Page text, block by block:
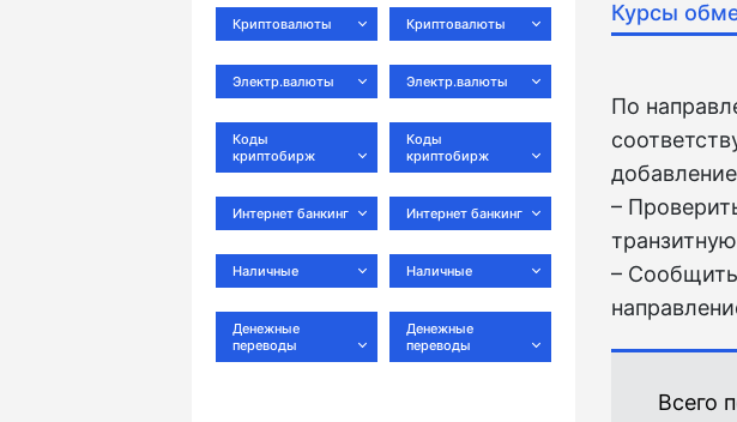
Криптовалюты
Электр.валюты
Коды
криптобирж
Интернет банкинг
Наличные
Денежные
переводы
Криптовалюты
Электр.валюты
Коды
криптобирж
Интернет банкинг
Наличные
Денежные
переводы
Курсы
По
–
–
Всего